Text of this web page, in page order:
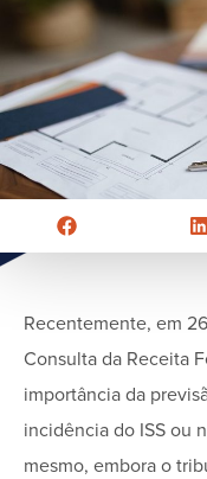
Recentemente, em
Consulta da Receita
importância da
incidência do ISS ou
mesmo, embora o